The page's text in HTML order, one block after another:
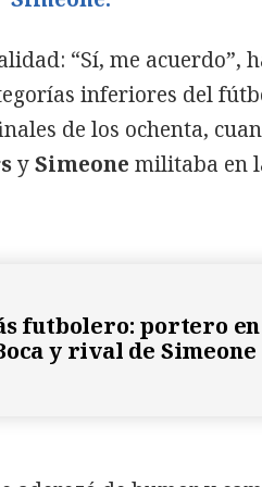
“Sí, me acuerdo”,
inferiores del
de los ochenta,
ySimeone militaba en
futbolero: portero
y rival de Simeone